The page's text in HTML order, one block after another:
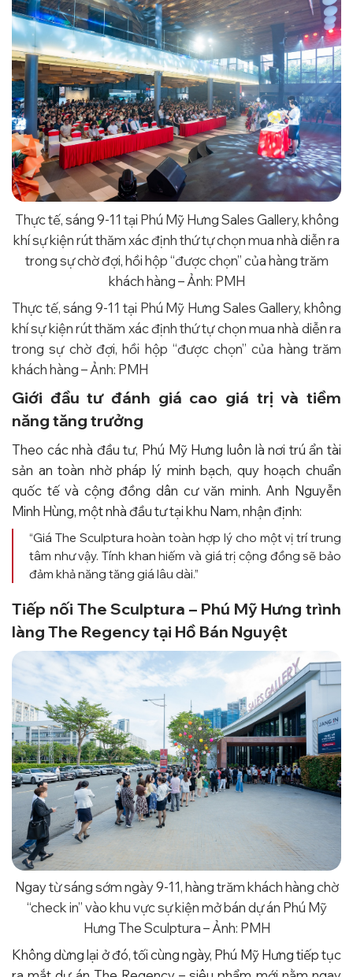
Thực tế, sáng 9-11 tại Phú Mỹ Hưng Sales Gallery, không
khí sự kiện rút thăm xác định thứ tự chọn mua nhà diễn ra
trong sự chờ đợi, hồi hộp “được chọn” của hàng trăm
khách hàng – Ảnh: PMH
Thực tế, sáng 9-11 tại Phú Mỹ Hưng Sales Gallery, không
khí sự kiện rút thăm xác định thứ tự chọn mua nhà diễn ra
trong sự chờ đợi, hồi hộp “được chọn” của hàng trăm
khách hàng – Ảnh: PMH
Giới đầu tư đánh giá cao giá trị và tiềm
năng tăng trưởng
Theo các nhà đầu tư, Phú Mỹ Hưng luôn là nơi trú ẩn tài
sản an toàn nhờ pháp lý minh bạch, quy hoạch chuẩn
quốc tế và cộng đồng dân cư văn minh. Anh Nguyễn
Minh Hùng, một nhà đầu tư tại khu Nam, nhận định:
“Giá The Sculptura hoàn toàn hợp lý cho một vị trí trung
tâm như vậy. Tính khan hiếm và giá trị cộng đồng sẽ bảo
đảm khả năng tăng giá lâu dài.”
Tiếp nối The Sculptura – Phú Mỹ Hưng trình
làng The Regency tại Hồ Bán Nguyệt
Ngay từ sáng sớm ngày 9-11, hàng trăm khách hàng chờ
“check in” vào khu vực sự kiện mở bán dự án Phú Mỹ
Hưng The Sculptura – Ảnh: PMH
Không dừng lại ở đó, tối cùng ngày, Phú Mỹ Hưng tiếp tục